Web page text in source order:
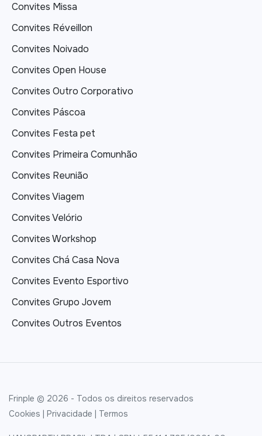
Convites Missa
Convites Réveillon
Convites Noivado
Convites Open House
Convites Outro Corporativo
Convites Páscoa
Convites Festa pet
Convites Primeira Comunhão
Convites Reunião
Convites Viagem
Convites Velório
Convites Workshop
Convites Chá Casa Nova
Convites Evento Esportivo
Convites Grupo Jovem
Convites Outros Eventos
Frinple © 2026 - Todos os direitos reservados
Cookies | Privacidade | Termos